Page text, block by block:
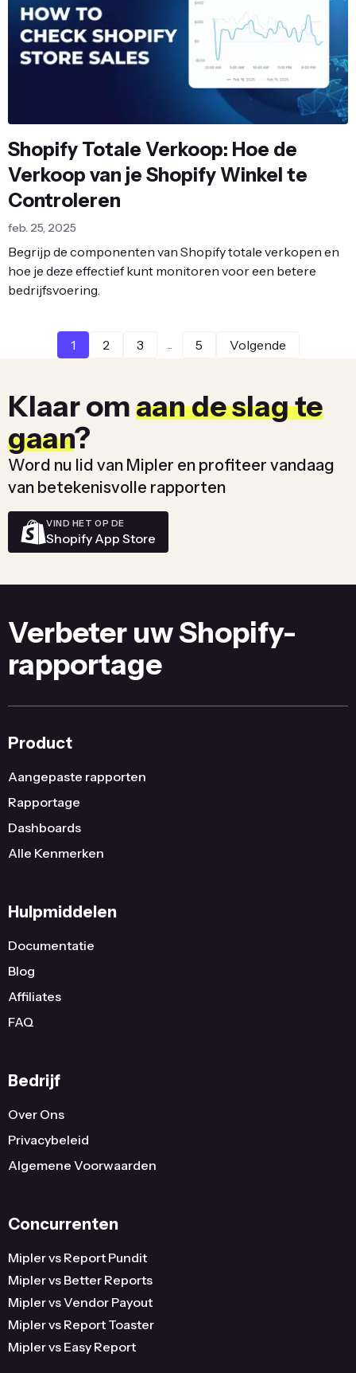
Shopify Totale Verkoop: Hoe de
Verkoop van je Shopify Winkel te
Controleren
feb. 25, 2025
Begrijp de componenten van Shopify totale verkopen en
hoe je deze effectief kunt monitoren voor een betere
bedrijfsvoering.
1 2 3 ... 5 Volgende
Klaar omaan de slag te
gaan?
Word nu lid van Mipler en profiteer vandaag
van betekenisvolle rapporten
VIND HET OP DE
Shopify App Store
Verbeter uw Shopify-
rapportage
Product
Aangepaste rapporten
Rapportage
Dashboards
Alle Kenmerken
Hulpmiddelen
Documentatie
Blog
Affiliates
FAQ
Bedrijf
Over Ons
Privacybeleid
Algemene Voorwaarden
Concurrenten
Mipler vs Report Pundit
Mipler vs Better Reports
Mipler vs Vendor Payout
Mipler vs Report Toaster
Mipler vs Easy Report